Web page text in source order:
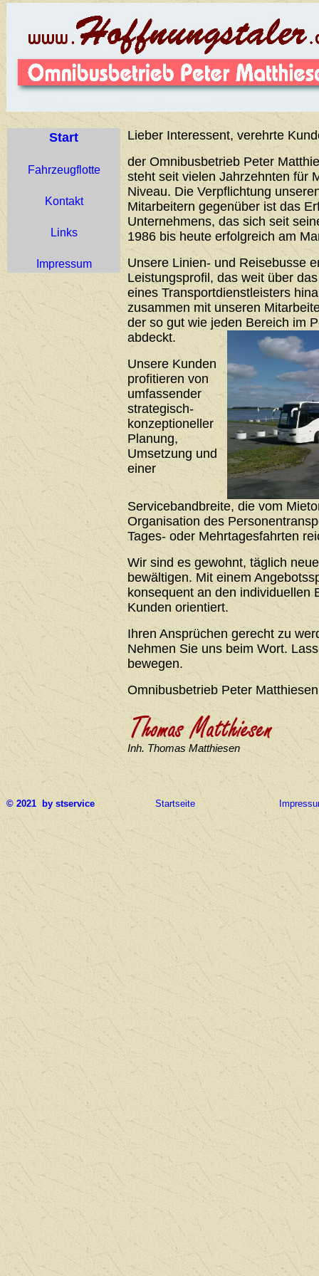
Start
Fahrzeugflotte
Kontakt
Links
Impressum
Lieber Interessent, verehrte
der Omnibusbetrieb Peter
steht seit vielen Jahrzehnten für
Niveau. Die Verpflichtung
Mitarbeitern gegenüber ist das
Unternehmens, das sich seit
1986 bis heute erfolgreich am
Unsere Linien- und Reisebusse
Leistungsprofil, das weit über
eines Transportdienstleisters
zusammen mit unseren
der so gut wie jeden Bereich im
abdeckt.
Unsere Kunden
profitieren von
umfassender
strategisch-
konzeptioneller
Planung,
Umsetzung und
einer
Servicebandbreite, die vom
Organisation des
Tages- oder Mehrtagesfahrten
Wir sind es gewohnt, täglich
bewältigen. Mit einem
konsequent an den individuellen
Kunden orientiert.
Ihren Ansprüchen gerecht zu
Nehmen Sie uns beim Wort.
bewegen.
Omnibusbetrieb Peter Matthiesen
Inh. Thomas Matthiesen
© 2021 by stservice Startseite